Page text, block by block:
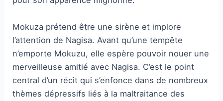
Mokuza prétend être une sirène et implore
l’attention de Nagisa. Avant qu’une tempête
n’emporte Mokuzu, elle espère pouvoir nouer une
merveilleuse amitié avec Nagisa. C’est le point
central d’un récit qui s’enfonce dans de nombreux
thèmes dépressifs liés à la maltraitance des